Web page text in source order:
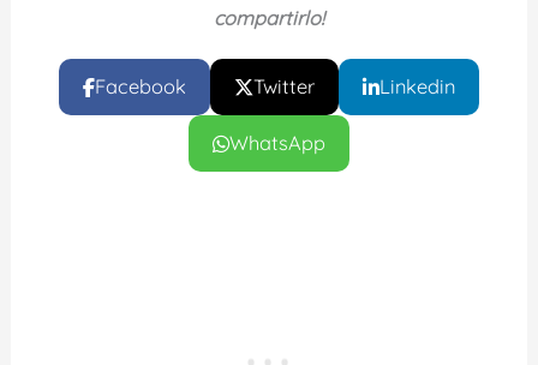
compartirlo!
Facebook Twitter Linkedin
WhatsApp